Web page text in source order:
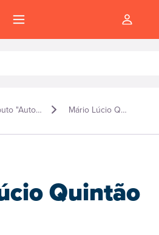
Atributo "Autor" de produto Mário Lúcio Quintão Soares
Quintão